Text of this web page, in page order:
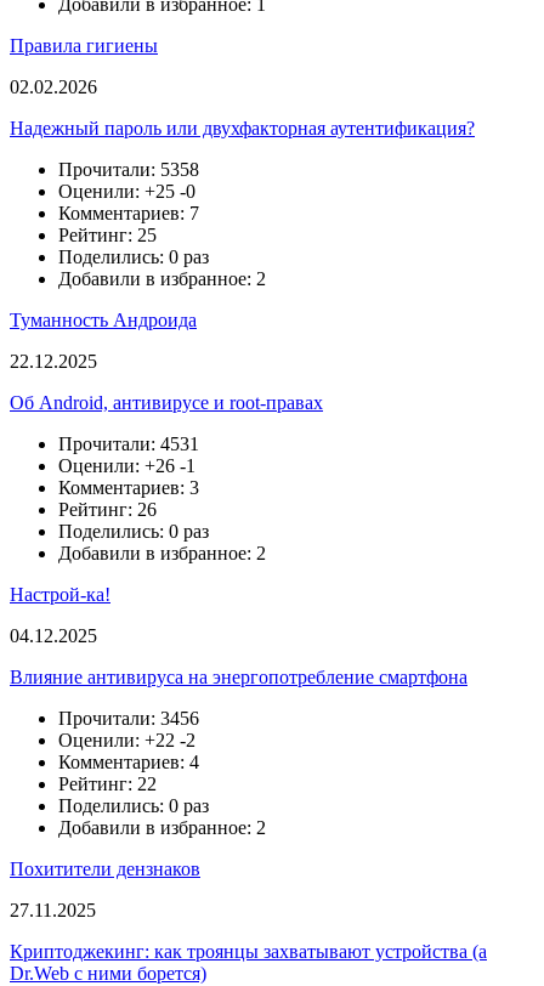
Правила гигиены
02.02.2026
Надежный пароль или двухфакторная аутентификация?
Прочитали: 5358
Оценили: +25 -0
Комментариев: 7
Рейтинг: 25
Поделились: 0 раз
Добавили в избранное: 2
Туманность Андроида
22.12.2025
Об Android, антивирусе и root-правах
Прочитали: 4531
Оценили: +26 -1
Комментариев: 3
Рейтинг: 26
Поделились: 0 раз
Добавили в избранное: 2
Настрой-ка!
04.12.2025
Влияние антивируса на энергопотребление смартфона
Прочитали: 3456
Оценили: +22 -2
Комментариев: 4
Рейтинг: 22
Поделились: 0 раз
Добавили в избранное: 2
Похитители дензнаков
27.11.2025
Криптоджекинг: как троянцы захватывают устройства (а
Dr.Web с ними борется)